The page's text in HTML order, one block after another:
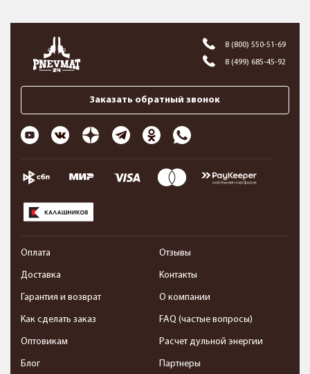
8 (800) 550-51-69
8 (499) 685-45-92
Заказать обратный звонок
Оплата
Доставка
Гарантия и возврат
Как сделать заказ
Оптовикам
Блог
Отзывы
Контакты
О компании
FAQ (частые вопросы)
Расчет дульной энергии
Партнеры